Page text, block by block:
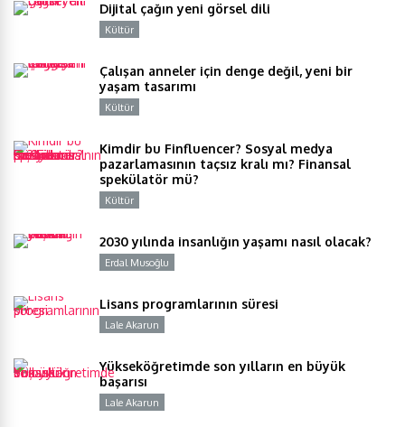
Dijital çağın yeni görsel dili
Kültür
Çalışan anneler için denge değil, yeni bir
yaşam tasarımı
Kültür
Kimdir bu Finfluencer? Sosyal medya
pazarlamasının taçsız kralı mı? Finansal
spekülatör mü?
Kültür
2030 yılında insanlığın yaşamı nasıl olacak?
Erdal Musoğlu
Lisans programlarının süresi
Lale Akarun
Yükseköğretimde son yılların en büyük
başarısı
Lale Akarun